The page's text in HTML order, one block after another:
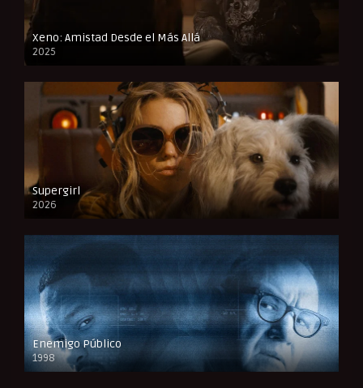
Xeno: Amistad Desde el Más Allá
2025
FULL HD
Supergirl
2026
FULL HD
Enemigo Público
1998
FULL HD